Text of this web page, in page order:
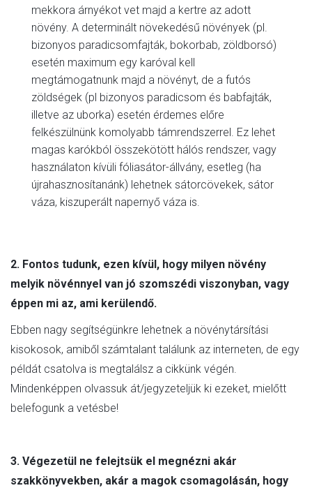
mekkora árnyékot vet majd a kertre az adott
növény. A determinált növekedésű növények (pl.
bizonyos paradicsomfajták, bokorbab, zöldborsó)
esetén maximum egy karóval kell
megtámogatnunk majd a növényt, de a futós
zöldségek (pl bizonyos paradicsom és babfajták,
illetve az uborka) esetén érdemes előre
felkészülnünk komolyabb támrendszerrel. Ez lehet
magas karókból összekötött hálós rendszer, vagy
használaton kívüli fóliasátor-állvány, esetleg (ha
újrahasznosítanánk) lehetnek sátorcövekek, sátor
váza, kiszuperált napernyő váza is.
2. Fontos tudunk, ezen kívül, hogy milyen növény
melyik növénnyel van jó szomszédi viszonyban, vagy
éppen mi az, ami kerülendő.
Ebben nagy segítségünkre lehetnek a növénytársítási
kisokosok, amiből számtalant találunk az interneten, de egy
példát csatolva is megtalálsz a cikkünk végén.
Mindenképpen olvassuk át/jegyzeteljük ki ezeket, mielőtt
belefogunk a vetésbe!
3. Végezetül ne felejtsük el megnézni akár
szakkönyvekben, akár a magok csomagolásán, hogy